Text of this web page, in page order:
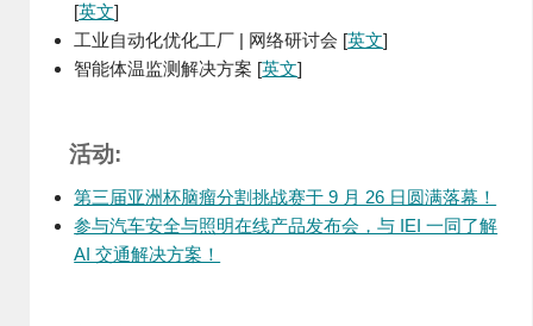
[英文]
工业自动化优化工厂 | 网络研讨会 [英文]
智能体温监测解决方案 [英文]
活动:
第三届亚洲杯脑瘤分割挑战赛于 9 月 26 日圆满落幕！
参与汽车安全与照明在线产品发布会，与 IEI 一同了解
AI 交通解决方案！